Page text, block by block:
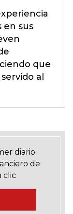
en sus
que
al
diario
de
clic